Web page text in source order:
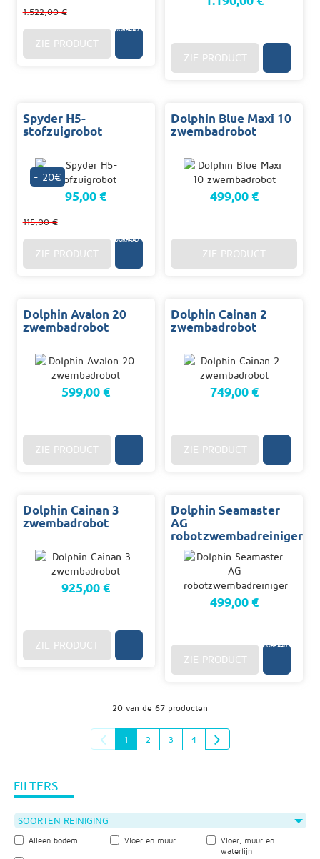
1.522,00 €
VOORRAAD
ZIE PRODUCT
ZIE PRODUCT
Spyder H5-
stofzuigrobot
- 20€
95,00 €
115,00 €
VOORRAAD
ZIE PRODUCT
Dolphin Blue Maxi 10
zwembadrobot
499,00 €
ZIE PRODUCT
Dolphin Avalon 20
zwembadrobot
599,00 €
ZIE PRODUCT
Dolphin Cainan 2
zwembadrobot
749,00 €
ZIE PRODUCT
Dolphin Cainan 3
zwembadrobot
925,00 €
ZIE PRODUCT
Dolphin Seamaster
AG
robotzwembadreiniger
499,00 €
VOORRAAD
ZIE PRODUCT
20 van de 67 producten
1 2 3 4
FILTERS
SOORTEN REINIGING
Alleen bodem Vloer en muur
Vloer, muur en
waterlijn